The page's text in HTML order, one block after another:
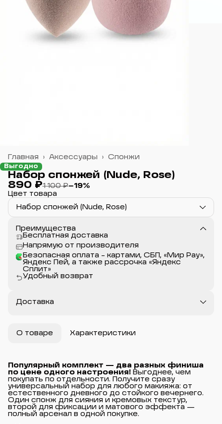
Спонжи
Аксессуары ›
Главная ›
Выгодно
Набор спонжей (Nude, Rose)
890 ₽1 100 ₽−19%
Цвет товара
Набор спонжей (Nude, Rose)
Преимущества
Бесплатная доставка
Напрямую от производителя
Безопасная оплата - картами, СБП, «Мир Pay»,
Яндекс Пей, а также рассрочка «Яндекс
Сплит»
Удобный возврат
Доставка
О товаре Характеристики
Популярный комплект — два разных финиша
по цене одного настроения! Выгоднее, чем
покупать по отдельности. Получите сразу
универсальный набор для любого макияжа: от
естественного дневного до стойкого вечернего.
Один спонж для сияния и кремовых текстур,
второй для фиксации и матового эффекта —
полный арсенал в одной покупке.